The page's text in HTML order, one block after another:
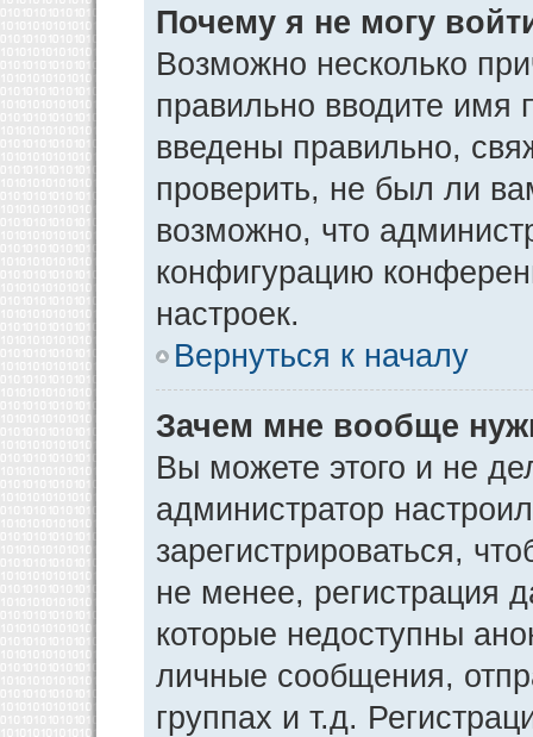
Почему я не могу
Возможно несколько
правильно вводите имя
введены правильно,
проверить, не был ли
возможно, что
конфигурацию
настроек.
Вернуться к началу
Зачем мне вообще
Вы можете этого и не
администратор
зарегистрироваться,
не менее, регистрация
которые недоступны
личные сообщения,
группах и т.д.